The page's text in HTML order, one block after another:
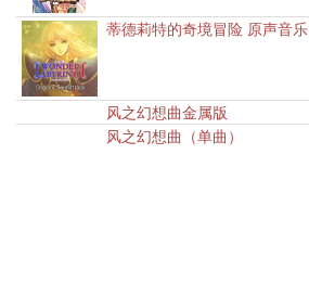
蒂德莉特的奇境冒险 原声音乐
风之幻想曲金属版
风之幻想曲（单曲）